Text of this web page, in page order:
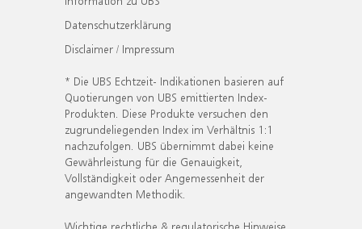
Datenschutzerklärung
Disclaimer / Impressum
* Die UBS Echtzeit- Indikationen basieren auf
Quotierungen von UBS emittierten Index-
Produkten. Diese Produkte versuchen den
zugrundeliegenden Index im Verhältnis 1:1
nachzufolgen. UBS übernimmt dabei keine
Gewährleistung für die Genauigkeit,
Vollständigkeit oder Angemessenheit der
angewandten Methodik.